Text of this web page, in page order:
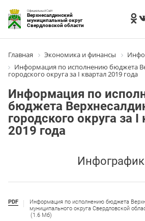
Официальный Сайт
Верхнесалдинский
муниципальный округ
Свердловской области
Главная Экономика и финансы
Информация по исполнению бюджета
городского округа за I квартал 2019 года
Информация по
бюджета
городского округа за I
2019 года
PDF
Информация по исполнению бюджета
муниципального округа Свердловской
(1.6 Мб)